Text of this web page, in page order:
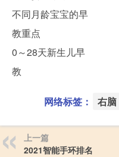
不同月龄宝宝的早
教重点
0～28天新生儿早
教
网络标签： 右脑
上一篇
2021智能手环排名